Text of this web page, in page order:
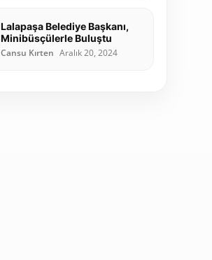
Lalapaşa Belediye Başkanı,
Minibüsçülerle Buluştu
Cansu Kırten Aralık 20, 2024